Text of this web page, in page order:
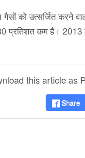
गैसों को उत्सर्जित
प्रतिशत कम है। 2013
this article as
Share